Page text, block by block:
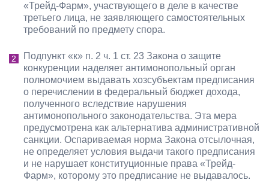
«Трейд-Фарм», участвующего в деле в качестве
третьего лица, не заявляющего самостоятельных
требований по предмету спора.
Подпункт «к» п. 2 ч. 1 ст. 23 Закона о защите
конкуренции наделяет антимонопольный орган
полномочием выдавать хозсубъектам предписания
о перечислении в федеральный бюджет дохода,
полученного вследствие нарушения
антимонопольного законодательства. Эта мера
предусмотрена как альтернатива административной
санкции. Оспариваемая норма Закона отсылочная,
не определяет условия выдачи такого предписания
и не нарушает конституционные права «Трейд-
Фарм», которому это предписание не выдавалось.